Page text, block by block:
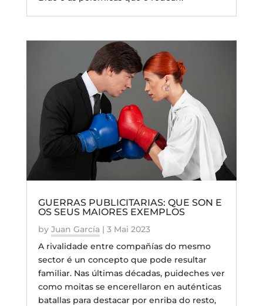
GUERRAS PUBLICITARIAS: QUE SON E
OS SEUS MAIORES EXEMPLOS
by Juan García | 3 Mai 2023
A rivalidade entre compañías do mesmo
sector é un concepto que pode resultar
familiar. Nas últimas décadas, puideches ver
como moitas se encerellaron en auténticas
batallas para destacar por enriba do resto,